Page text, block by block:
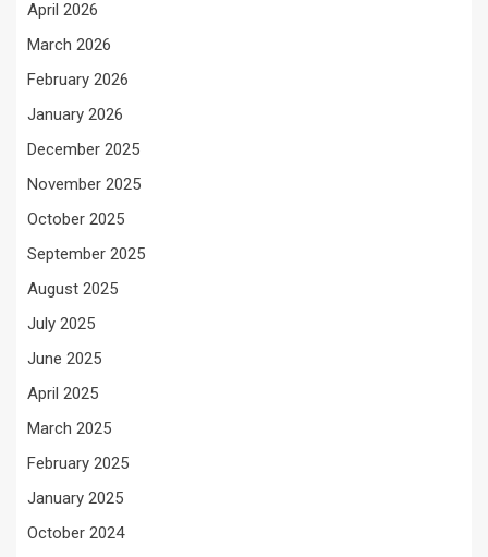
April 2026
March 2026
February 2026
January 2026
December 2025
November 2025
October 2025
September 2025
August 2025
July 2025
June 2025
April 2025
March 2025
February 2025
January 2025
October 2024